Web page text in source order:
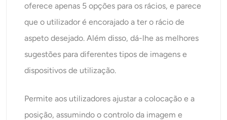
oferece apenas 5 opções para os rácios, e parece
que o utilizador é encorajado a ter o rácio de
aspeto desejado. Além disso, dá-lhe as melhores
sugestões para diferentes tipos de imagens e
dispositivos de utilização.
Permite aos utilizadores ajustar a colocação e a
posição, assumindo o controlo da imagem e